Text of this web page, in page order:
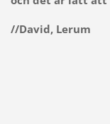
//David, Lerum